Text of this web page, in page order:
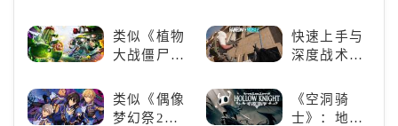
神》
魄的忍者之
旅
类似《植物
大战僵尸》
游戏，休闲
娱乐尽在手
快速上手与
深度战术兼
六号M》是
否值得入
类似《偶像
梦幻祭2》
《空洞骑
士》：地下